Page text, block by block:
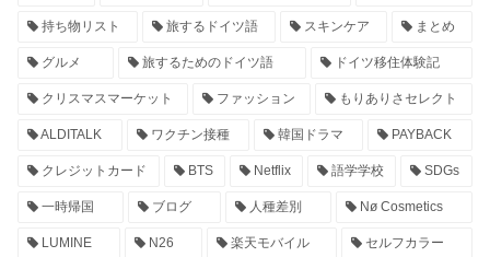
持ち物リスト 旅するドイツ語 スキンケア まとめ
グルメ 旅するためのドイツ語 ドイツ移住体験記
クリスマスマーケット ファッション もりありさセレクト
ALDITALK ワクチン接種 韓国ドラマ PAYBACK
クレジットカード BTS Netflix 語学学校 SDGs
一時帰国 ブログ 人種差別 Nø Cosmetics
LUMINE N26 楽天モバイル セルフカラー